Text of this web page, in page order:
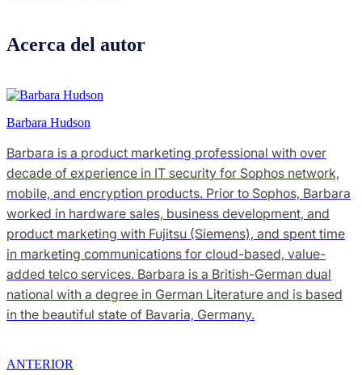
Acerca del autor
Barbara Hudson
Barbara is a product marketing professional with over
decade of experience in IT security for Sophos network,
mobile, and encryption products. Prior to Sophos, Barbara
worked in hardware sales, business development, and
product marketing with Fujitsu (Siemens), and spent time
in marketing communications for cloud-based, value-
added telco services. Barbara is a British-German dual
national with a degree in German Literature and is based
in the beautiful state of Bavaria, Germany.
ANTERIOR